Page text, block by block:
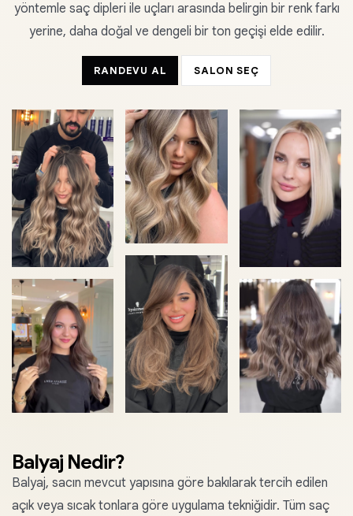
yöntemle saç dipleri ile uçları arasında belirgin bir renk farkı
yerine, daha doğal ve dengeli bir ton geçişi elde edilir.
RANDEVU AL SALON SEÇ
Balyaj Nedir?
Balyaj, sacın mevcut yapısına göre bakılarak tercih edilen
açık veya sıcak tonlara göre uygulama tekniğidir. Tüm saç